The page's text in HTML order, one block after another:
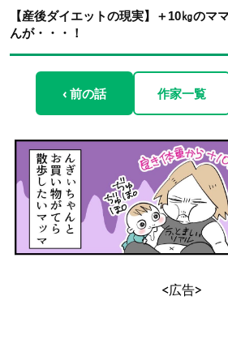
【産後ダイエットの現実】＋10㎏のマ
んが・・・！
‹ 前の話 作家一覧
<広告>